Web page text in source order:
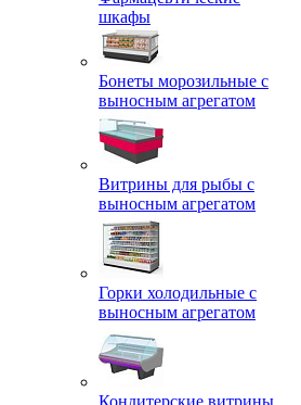
шкафы
Бонеты морозильные с
выносным агрегатом
Витрины для рыбы с
выносным агрегатом
Горки холодильные с
выносным агрегатом
Кондитерские витрины